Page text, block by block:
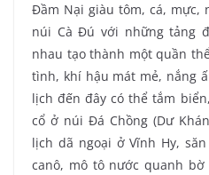
Đầm Nại giàu tôm, cá, mực,
núi Cà Đú với những tảng
nhau tạo thành một quần
tình, khí hậu mát mẻ, nắng
lịch đến đây có thể tắm
cổ ở núi Đá Chồng (Dư
lịch dã ngoại ở Vĩnh Hy,
canô, mô tô nước quanh